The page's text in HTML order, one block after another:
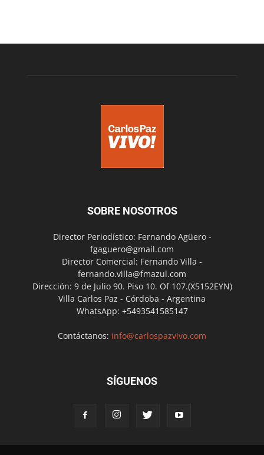
SOBRE NOSOTROS
Director Periodístico: Fernando Agüero -
fgaguero@gmail.com
Director Comercial: Fernando Villa -
fernando.villa@fmazul.com
Dirección: 9 de Julio 90. Piso 10. Of 107.(X5152EYN)
Villa Carlos Paz - Córdoba - Argentina
WhatsApp: +5493541585147
Contáctanos: info@carlospazvivo.com
SÍGUENOS